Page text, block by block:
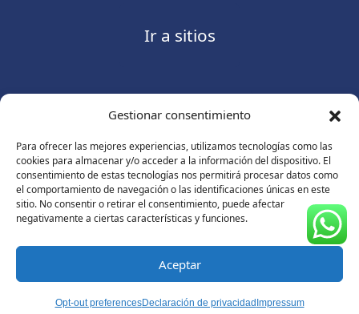
Gestionar consentimiento
Para ofrecer las mejores experiencias, utilizamos tecnologías como las
cookies para almacenar y/o acceder a la información del dispositivo. El
consentimiento de estas tecnologías nos permitirá procesar datos como
el comportamiento de navegación o las identificaciones únicas en este
sitio. No consentir o retirar el consentimiento, puede afectar
negativamente a ciertas características y funciones.
Aceptar
Opt-out preferencesDeclaración de privacidad Impressum
Ir a sitios
Contáctanos
Consulte nuestroAviso de privacidad
© Copyright 2026 ASUGMEX. Todos los derechos
reservados.